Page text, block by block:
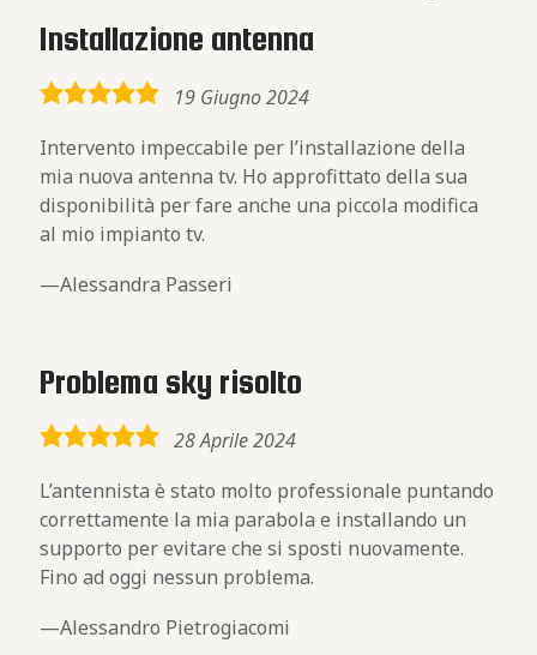
Installazione antenna
5,0
19 Giugno 2024
Intervento impeccabile per l’installazione della
mia nuova antenna tv. Ho approfittato della sua
disponibilità per fare anche una piccola modifica
al mio impianto tv.
Alessandra Passeri
Problema sky risolto
5,0
28 Aprile 2024
L’antennista è stato molto professionale puntando
correttamente la mia parabola e installando un
supporto per evitare che si sposti nuovamente.
Fino ad oggi nessun problema.
Alessandro Pietrogiacomi